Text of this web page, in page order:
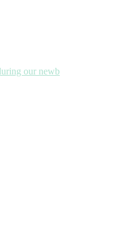
our newb